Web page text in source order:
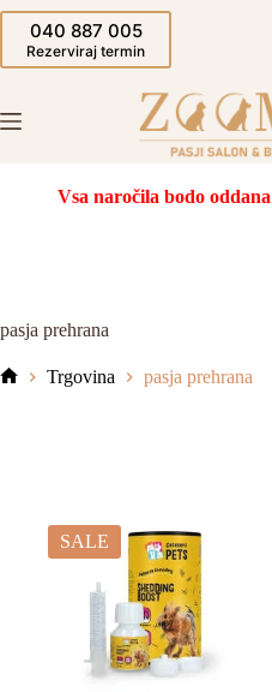
Skip
content
040 887 005
Rezerviraj termin
Vsa naročila bodo
pasja prehrana
Trgovina pasja prehrana
SALE